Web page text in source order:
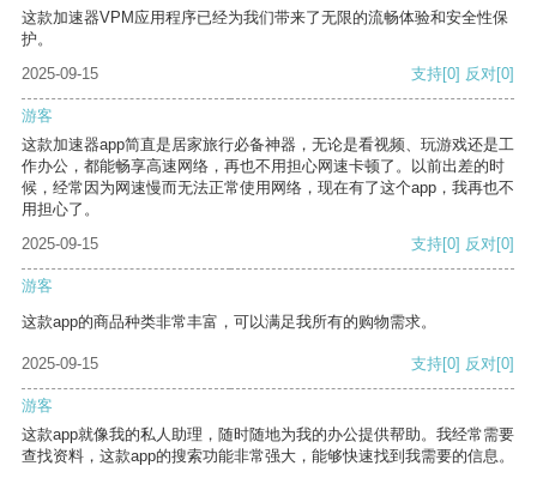
这款加速器VPM应用程序已经为我们带来了无限的流畅体验和安全性保
护。
2025-09-15
支持[0] 反对[0]
游客
这款加速器app简直是居家旅行必备神器，无论是看视频、玩游戏还是工
作办公，都能畅享高速网络，再也不用担心网速卡顿了。以前出差的时
候，经常因为网速慢而无法正常使用网络，现在有了这个app，我再也不
用担心了。
2025-09-15
支持[0] 反对[0]
游客
这款app的商品种类非常丰富，可以满足我所有的购物需求。
2025-09-15 支持[0] 反对[0]
游客
这款app就像我的私人助理，随时随地为我的办公提供帮助。我经常需要
查找资料，这款app的搜索功能非常强大，能够快速找到我需要的信息。